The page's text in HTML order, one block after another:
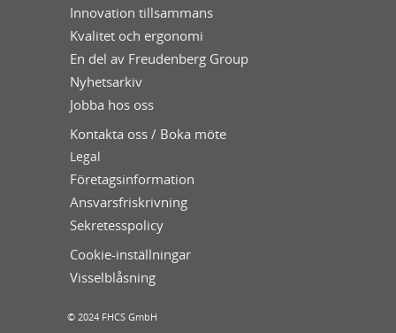
Innovation tillsammans
Kvalitet och ergonomi
En del av Freudenberg Group
Nyhetsarkiv
Jobba hos oss
Kontakta oss / Boka möte
Legal
Företagsinformation
Ansvarsfriskrivning
Sekretesspolicy
Cookie-inställningar
Visselblåsning
© 2024 FHCS GmbH